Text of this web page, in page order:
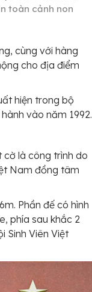
toàn cảnh non
cùng với hàng
cho địa điểm
hiện trong bộ
vào năm 1992.
là công trình do
Nam đồng tâm
Phần đế có hình
phía sau khắc 2
Sinh Viên Việt